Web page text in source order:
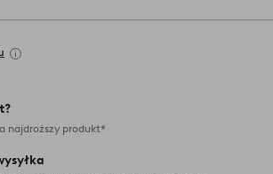
najdroższy produkt*